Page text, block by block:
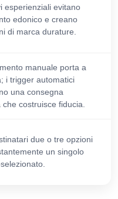
esperienziali evitano
edonico e creano
di marca durature.
manuale porta a
i trigger automatici
una consegna
costruisce fiducia.
due o tre opzioni
un singolo